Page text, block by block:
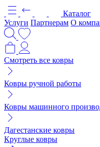
Каталог
Услуги Партнерам О
Смотреть все ковры
Ковры ручной работы
Ковры машинного
Дагестанские ковры
Круглые ковры